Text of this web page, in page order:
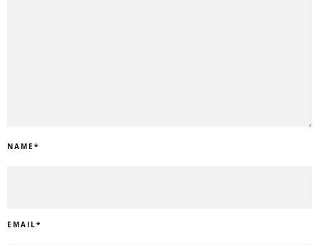
NAME*
EMAIL*